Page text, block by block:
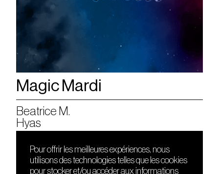
Magic Mardi
Beatrice M.
Hyas
DÉCOUVRIR
FRIENDS
Pour offrir les meilleures expériences, nous
utilisons des technologies telles que les cookies
pour stocker et/ou accéder aux informations